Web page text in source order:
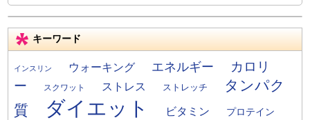
キーワード
インスリン ウォーキング エネルギー
カロリ
ー
スクワット ストレス ストレッチ
タンパク
質
ダイエット ビタミン
プロテイン